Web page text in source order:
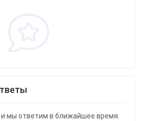
мы ответим в ближайшее время.